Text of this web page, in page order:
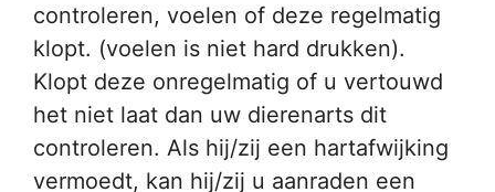
controleren, voelen of deze regelmatig
klopt. (voelen is niet hard drukken).
Klopt deze onregelmatig of u vertouwd
het niet laat dan uw dierenarts dit
controleren. Als hij/zij een hartafwijking
vermoedt, kan hij/zij u aanraden een